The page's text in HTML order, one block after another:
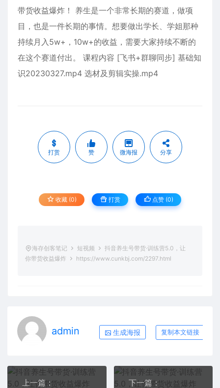
带货收益爆炸！ 养生是一个非常长期的赛道，做项
目，也是一件长期的事情。想要做出学长、学姐那种
持续月入5w+，10w+的收益，需要大家持续不断的
在这个赛道付出。 课程内容 [飞书+群聊同步] 基础知
识20230327.mp4 选材及剪辑实操.mp4
打赏 赞 微海报 分享
收藏 (0) 打赏 点赞 (0)
海存创客笔记 短视频
抖音养生号带货·训练营5.0，让
你带货收益爆炸
https://www.cunkbj.com/2297.html
admin 生成海报 复制本文链接
上一篇：
下一篇：